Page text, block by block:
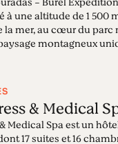
à une altitude de 1 500
la mer, au cœur du parc
montagneux
& Medical
Medical Spa est un
17 suites et 16